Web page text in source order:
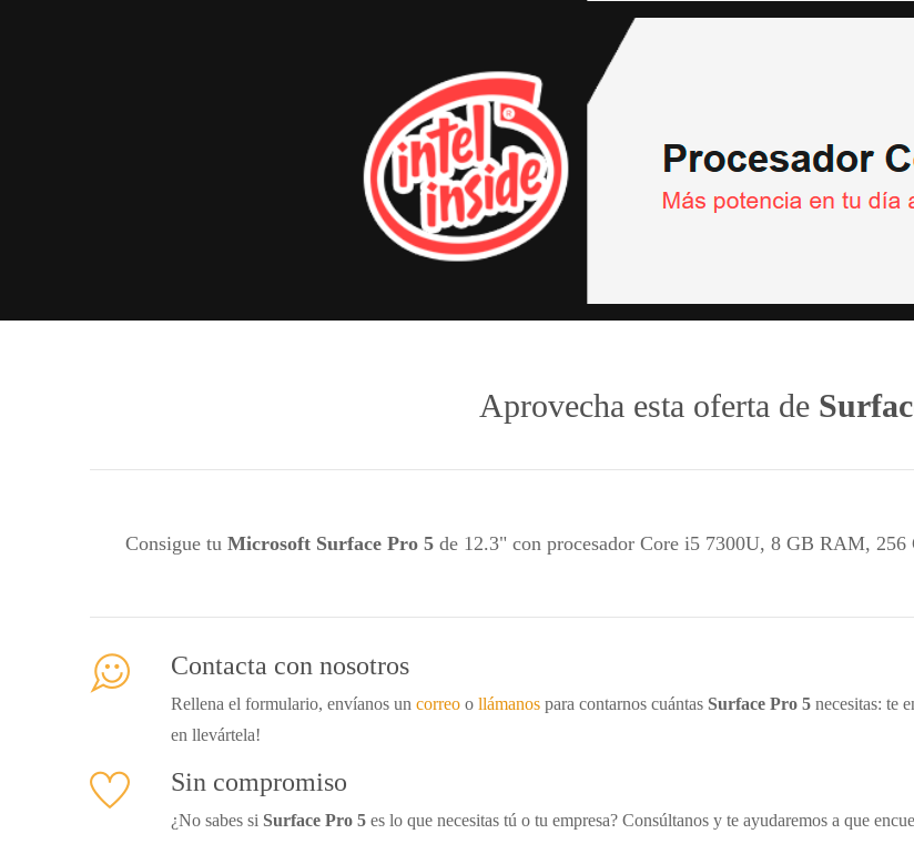
Aprovecha esta oferta de
Consigue tu Microsoft Surface Pro 5de 12.3" con procesador Core i5 7300U, 8 GB RAM, 256
Contacta con nosotros
Rellena el formulario, envíanos un correoo llámanospara contarnos cuántas Surface Pro 5necesitas: te
en llevártela!
Sin compromiso
¿No sabes si Surface Pro 5es lo que necesitas tú o tu empresa? Consúltanos y te ayudaremos a que